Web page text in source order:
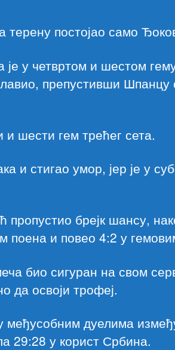
терену постојао само
је у четвртом и шестом
препустивши Шпанцу
и шести гем трећег сета.
и стигао умор, јер је у
пропустио брејк шансу,
поена и повео 4:2 у
био сигуран на свом
да освоји трофеј.
међусобним дуелима
29:28 у корист Србина.